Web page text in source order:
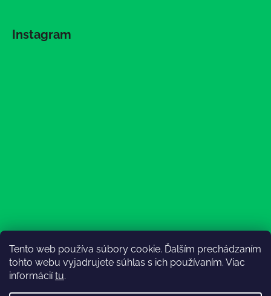
Tento web používa súbory cookie. Ďalším prechádzaním
tohto webu vyjadrujete súhlas s ich používaním. Viac
informáciítu.
Instagram
Sledovať na Instagrame